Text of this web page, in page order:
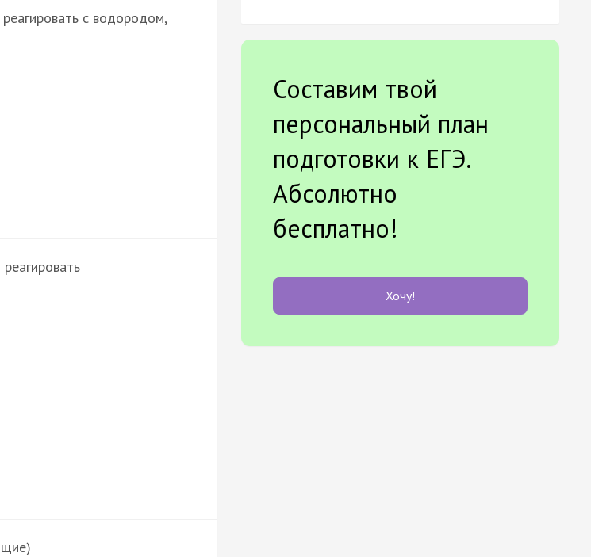
с водородом,
Составим твой
персональный план
подготовки к ЕГЭ.
Абсолютно
бесплатно!
Хочу!